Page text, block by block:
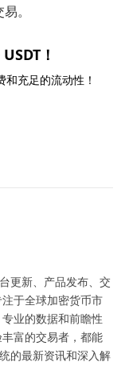
。
！
充足的流动性！
更新、产品发布、交
于全球加密货币市
业的数据和前瞻性
富的交易者，都能
的最新资讯和深入解